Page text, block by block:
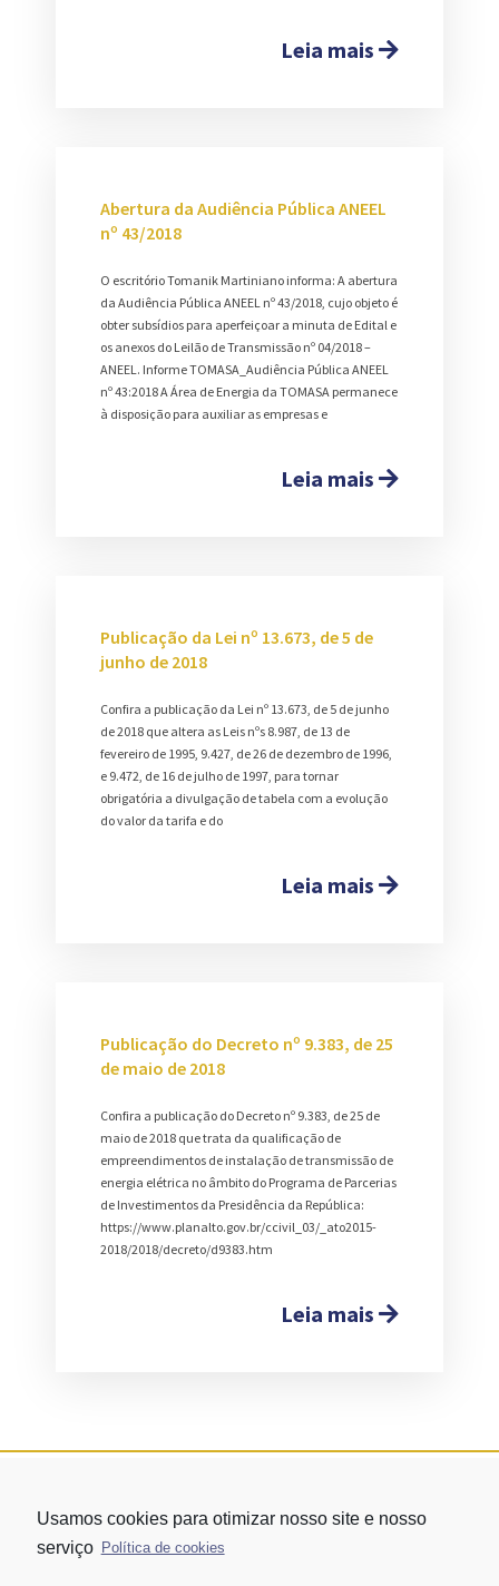
Leia mais
Abertura da Audiência Pública ANEEL
nº 43/2018
O escritório Tomanik Martiniano informa: A abertura
da Audiência Pública ANEEL nº 43/2018, cujo objeto é
obter subsídios para aperfeiçoar a minuta de Edital e
os anexos do Leilão de Transmissão nº 04/2018 –
ANEEL. Informe TOMASA_Audiência Pública ANEEL
nº 43:2018 A Área de Energia da TOMASA permanece
à disposição para auxiliar as empresas e
Leia mais
Publicação da Lei nº 13.673, de 5 de
junho de 2018
Confira a publicação da Lei nº 13.673, de 5 de junho
de 2018 que altera as Leis nºs 8.987, de 13 de
fevereiro de 1995, 9.427, de 26 de dezembro de 1996,
e 9.472, de 16 de julho de 1997, para tornar
obrigatória a divulgação de tabela com a evolução
do valor da tarifa e do
Leia mais
Publicação do Decreto nº 9.383, de 25
de maio de 2018
Confira a publicação do Decreto nº 9.383, de 25 de
maio de 2018 que trata da qualificação de
empreendimentos de instalação de transmissão de
energia elétrica no âmbito do Programa de Parcerias
de Investimentos da Presidência da República:
https://www.planalto.gov.br/ccivil_03/_ato2015-
2018/2018/decreto/d9383.htm
Leia mais
Usamos cookies para otimizar nosso site e nosso
serviço Política de cookies